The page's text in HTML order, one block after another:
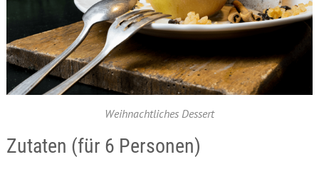
Weihnachtliches Dessert
Zutaten (für 6 Personen)